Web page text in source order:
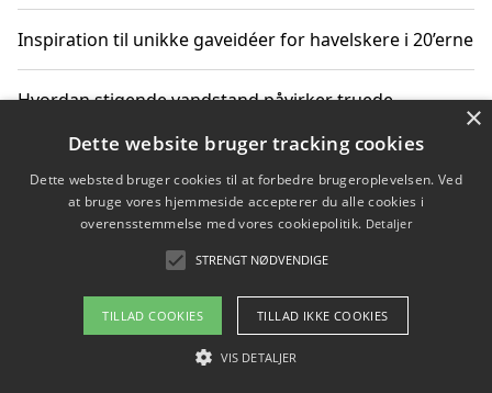
Inspiration til unikke gaveidéer for havelskere i 20’erne
Hvordan stigende vandstand påvirker truede
Sådan vælger du de bedste vandrerygsække til
vandreture i Danmark
Copyright 2026 - Pilanto Aps
Om / kontakt
×
Dette website bruger tracking cookies
Dette websted bruger cookies til at forbedre brugeroplevelsen. Ved
at bruge vores hjemmeside accepterer du alle cookies i
overensstemmelse med vores cookiepolitik. Detaljer
STRENGT NØDVENDIGE
TILLAD COOKIES TILLAD IKKE COOKIES
VIS DETALJER